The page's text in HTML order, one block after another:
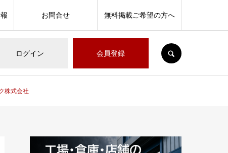
ログイン 会員登録
お問合せ 無料掲載ご希望の方へ
株式会社